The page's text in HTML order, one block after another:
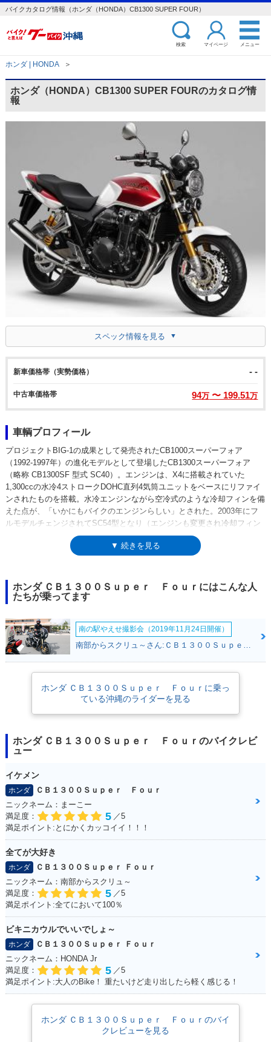
バイクカタログ情報（ホンダ（HONDA）CB1300 SUPER FOUR）
検索 マイページ メニュー
ホンダ | HONDA ＞
ホンダ（HONDA）CB1300 SUPER FOURのカタログ情
報
スペック情報を見る
新車価格帯（実勢価格） - -
中古車価格帯 94万 〜 199.51万
車輌プロフィール
プロジェクトBIG-1の成果として発売されたCB1000スーパーフォア
（1992-1997年）の進化モデルとして登場したCB1300スーパーフォア
（略称 CB1300SF 型式 SC40）。エンジンは、X4に搭載されていた
1,300ccの水冷4ストロークDOHC直列4気筒ユニットをベースにリファイ
ンされたものを搭載。水冷エンジンながら空冷式のような冷却フィンを備
えた点が、「いかにもバイクのエンジンらしい」とされた。2003年にフ
ルモデルチェンジされてSC54型となり（エンジンも変更され冷却フィン
はなくなる）、2005年にハーフカウルを装備したCB1300スーパーボルド
ールがラインナップに加わったあとは、CB1300シリーズとして、マイナ
ジでは、ヘッドライトがLED化され、それまで別仕様だったグリップヒー
ターとETC車載器が標準装備となった。2019年モデルでは、オーリンズ
た。2020年12月3日、新型モデルになることが公表され、同21日に正式発
表された。この2021年モデルから、スロットルバイワイヤ（電子制御ス
ロットル）を採用し、ライディングモード選択機能(3タイプ）とクルーズ
コントロールを搭載。また、トラクションコントロール（Hondaセレクタ
CB1300・シリーズ（スーパーフォア/スーパーボルドール）の歴史に幕が
▼ 続きを見る
ホンダ ＣＢ１３００Ｓｕｐｅｒ Ｆｏｕｒにはこんな人
たちが乗ってます
南の駅やえせ撮影会（2019年11月24日開催）
南部からスクリュ～さん:ＣＢ１３００Ｓｕｐｅｒ Ｆｏｕｒ(ホンダ)
ホンダ ＣＢ１３００Ｓｕｐｅｒ Ｆｏｕｒに乗っ
ている沖縄のライダーを見る
ホンダ ＣＢ１３００Ｓｕｐｅｒ Ｆｏｕｒのバイクレビ
ュー
イケメン
ホンダ
ＣＢ１３００Ｓｕｐｅｒ Ｆｏｕｒ
ニックネーム：まーこー
満足度：
5 ／5
満足ポイント:とにかくカッコイイ！！！
全てが大好き
ホンダ
ＣＢ１３００Ｓｕｐｅｒ Ｆｏｕｒ
ニックネーム：南部からスクリュ～
満足度：
5 ／5
満足ポイント:全てにおいて100％
ビキニカウルでいいでしょ～
ホンダ
ＣＢ１３００Ｓｕｐｅｒ Ｆｏｕｒ
ニックネーム：HONDA Jr
満足度：
5 ／5
満足ポイント:大人のBike！ 重たいけど走り出したら軽く感じる！
ホンダ ＣＢ１３００Ｓｕｐｅｒ Ｆｏｕｒのバイ
クレビューを見る